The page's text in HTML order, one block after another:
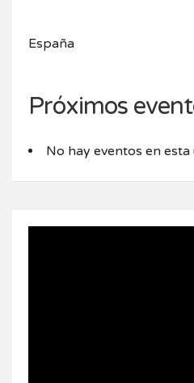
España
Próximos
No hay eventos en esta